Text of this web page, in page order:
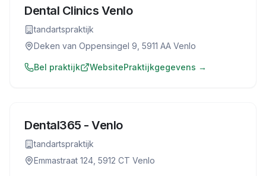
Dental Clinics Venlo
tandartspraktijk
Deken van Oppensingel 9, 5911 AA Venlo
Bel praktijk WebsitePraktijkgegevens →
Dental365 - Venlo
tandartspraktijk
Emmastraat 124, 5912 CT Venlo